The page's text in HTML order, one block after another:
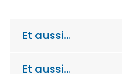
Et aussi…
Et aussi…